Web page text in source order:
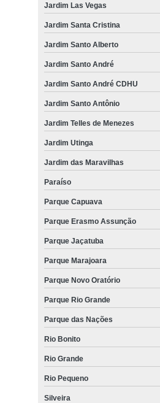
Jardim Las Vegas
Jardim Santa Cristina
Jardim Santo Alberto
Jardim Santo André
Jardim Santo André CDHU
Jardim Santo Antônio
Jardim Telles de Menezes
Jardim Utinga
Jardim das Maravilhas
Paraíso
Parque Capuava
Parque Erasmo Assunção
Parque Jaçatuba
Parque Marajoara
Parque Novo Oratório
Parque Rio Grande
Parque das Nações
Rio Bonito
Rio Grande
Rio Pequeno
Silveira